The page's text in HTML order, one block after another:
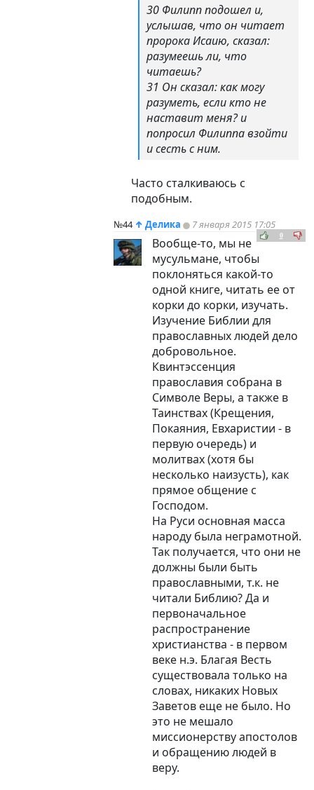
30 Филипп подошел и,
услышав, что он читает
пророка Исаию, сказал:
разумеешь ли, что
читаешь?
31 Он сказал: как могу
разуметь, если кто не
наставит меня? и
попросил Филиппа взойти
и сесть с ним.
Часто сталкиваюсь с
подобным.
№44 ↑ Делика 7 января 2015 17:05
0
Вообще-то, мы не
мусульмане, чтобы
поклоняться какой-то
одной книге, читать ее от
корки до корки, изучать.
Изучение Библии для
православных людей дело
добровольное.
Квинтэссенция
православия собрана в
Символе Веры, а также в
Таинствах (Крещения,
Покаяния, Евхаристии - в
первую очередь) и
молитвах (хотя бы
несколько наизусть), как
прямое общение с
Господом.
На Руси основная масса
народу была неграмотной.
Так получается, что они не
должны были быть
православными, т.к. не
читали Библию? Да и
первоначальное
распространение
христианства - в первом
веке н.э. Благая Весть
существовала только на
словах, никаких Новых
Заветов еще не было. Но
это не мешало
миссионерству апостолов
и обращению людей в
веру.